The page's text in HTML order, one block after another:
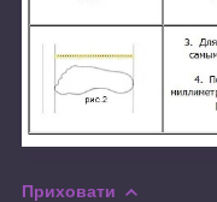
Приховати